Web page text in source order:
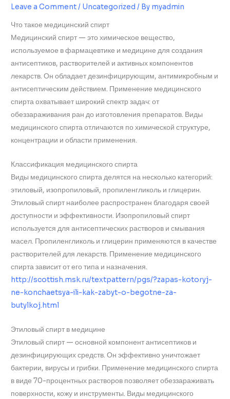
Leave a Comment/ Uncategorized / By myadmin
Что такое медицинский спирт
Медицинский спирт — это химическое вещество,
используемое в фармацевтике и медицине для создания
антисептиков, растворителей и активных компонентов
лекарств. Он обладает дезинфицирующим, антимикробным и
антисептическим действием. Применение медицинского
спирта охватывает широкий спектр задач: от
обеззараживания ран до изготовления препаратов. Виды
медицинского спирта отличаются по химической структуре,
концентрации и области применения.
Классификация медицинского спирта
Виды медицинского спирта делятся на несколько категорий:
этиловый, изопропиловый, пропиленгликоль и глицерин.
Этиловый спирт наиболее распространен благодаря своей
доступности и эффективности. Изопропиловый спирт
используется для антисептических растворов и смывания
масел. Пропиленгликоль и глицерин применяются в качестве
растворителей для лекарств. Применение медицинского
спирта зависит от его типа и назначения.
http://scottish.msk.ru/textpattern/pgs/?zapas-kotoryj-
ne-konchaetsya-ili-kak-zabyt-o-begotne-za-
butylkoj.html
Этиловый спирт в медицине
Этиловый спирт — основной компонент антисептиков и
дезинфицирующих средств. Он эффективно уничтожает
бактерии, вирусы и грибки. Применение медицинского спирта
в виде 70-процентных растворов позволяет обеззараживать
поверхности, кожу и инструменты. Виды медицинского